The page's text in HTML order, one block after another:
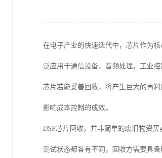
在电子产业的快速迭代中，芯片作为
泛应用于通信设备、音频处理、工业
芯片若能妥善回收，将产生巨大的再
影响成本控制的成效。
DSP芯片回收，并非简单的废旧物资
测试状态都各有不同，回收方需要具